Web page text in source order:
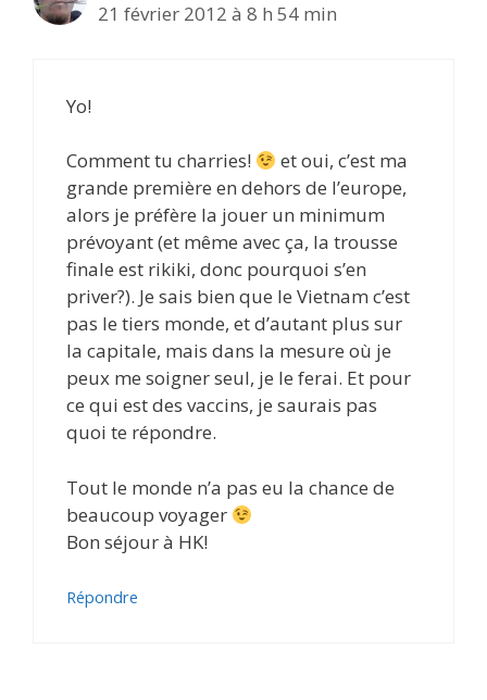
21 février 2012 à 8 h 54 min
Yo!
Comment tu charries!
et oui, c’est ma
grande première en dehors de l’europe,
alors je préfère la jouer un minimum
prévoyant (et même avec ça, la trousse
finale est rikiki, donc pourquoi s’en
priver?). Je sais bien que le Vietnam c’est
pas le tiers monde, et d’autant plus sur
la capitale, mais dans la mesure où je
peux me soigner seul, je le ferai. Et pour
ce qui est des vaccins, je saurais pas
quoi te répondre.
Tout le monde n’a pas eu la chance de
beaucoup voyager
Bon séjour à HK!
Répondre